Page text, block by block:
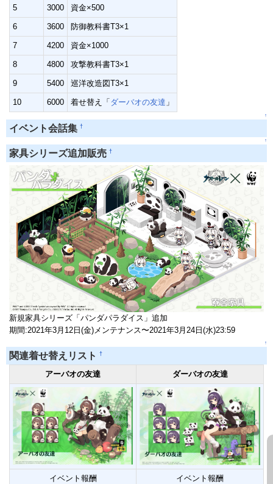
5 3000 資金×500
6 3600 防御教科書T3×1
7 4200 資金×1000
8 4800 攻撃教科書T3×1
9 5400 巡洋改造図T3×1
10 6000 着せ替え「 ダーバオの友達 」
↑
イベント会話集 †
↑
家具シリーズ追加販売 †
新規家具シリーズ「パンダパラダイス」追加
期間:2021年3月12日(金)メンテナンス〜2021年3月24日(水)23:59
↑
関連着せ替えリスト †
アーバオの友達 ダーバオの友達
イベント報酬 イベント報酬